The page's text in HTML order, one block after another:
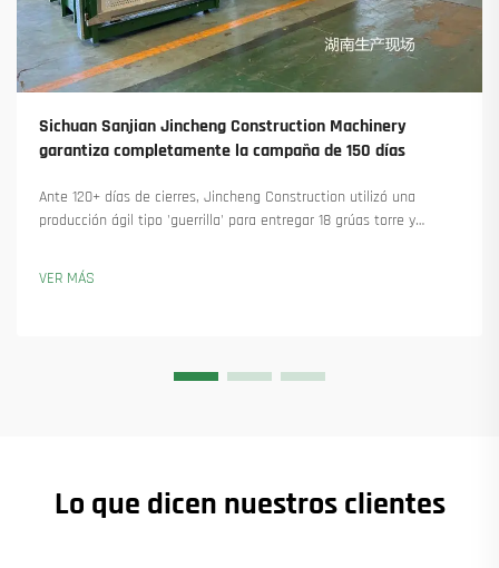
Sichuan Sanjian Jincheng Construction Machinery
garantiza completamente la campaña de 150 días
Ante 120+ días de cierres, Jincheng Construction utilizó una
producción ágil tipo 'guerrilla' para entregar 18 grúas torre y
la producción en marcha. Obtenga más información.
VER MÁS
Lo que dicen nuestros clientes